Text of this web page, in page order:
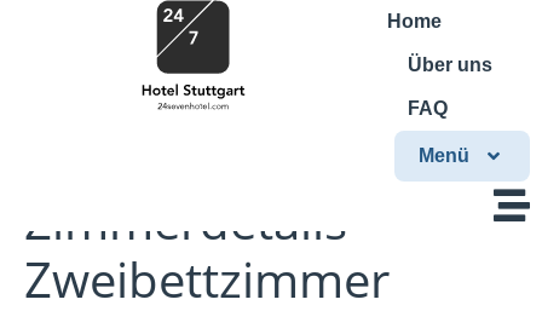
Home
Über uns
FAQ
Menü
Zimmerdetails
Zweibettzimmer